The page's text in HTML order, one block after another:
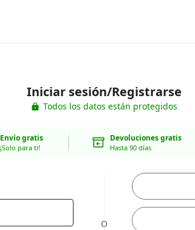
Iniciar sesión/Registrarse
Todos los datos están protegidos
Envío gratis
¡Solo para ti!
Devoluciones gratis
Hasta 90 días
O